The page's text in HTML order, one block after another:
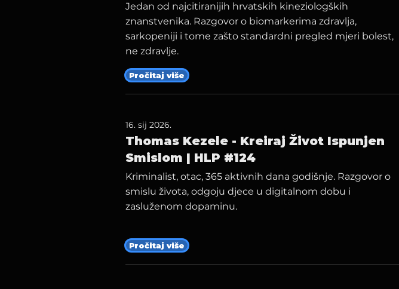
Jedan od najcitiranijih hrvatskih kineziologških
znanstvenika. Razgovor o biomarkerima zdravlja,
sarkopeniji i tome zašto standardni pregled mjeri bolest,
ne zdravlje.
Pročitaj više
16. sij 2026.
Thomas Kezele - Kreiraj Život Ispunjen
Smislom | HLP #124
Kriminalist, otac, 365 aktivnih dana godišnje. Razgovor o
smislu života, odgoju djece u digitalnom dobu i
zasluženom dopaminu.
Pročitaj više